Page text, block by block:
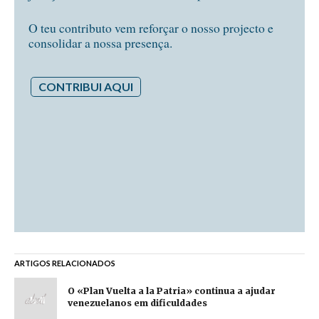
O teu contributo vem reforçar o nosso projecto e
consolidar a nossa presença.
CONTRIBUI AQUI
ARTIGOS RELACIONADOS
O «Plan Vuelta a la Patria» continua a ajudar
venezuelanos em dificuldades